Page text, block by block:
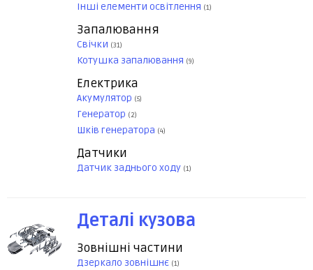
Інші елементи освітлення (1)
Запалювання
Свічки (31)
Котушка запалювання (9)
Електрика
Акумулятор (5)
Генератор (2)
Шків генератора (4)
Датчики
Датчик заднього ходу (1)
Деталі кузова
Зовнішні частини
Дзеркало зовнішнє (1)